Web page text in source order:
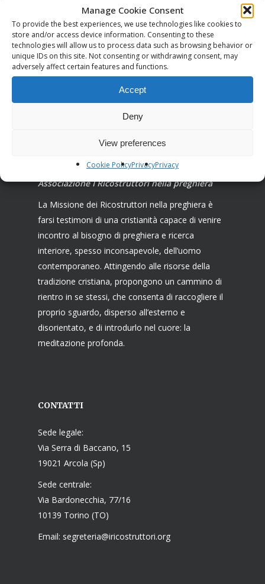
Manage Cookie Consent
To provide the best experiences, we use technologies like cookies to
store and/or access device information. Consenting to these
technologies will allow us to process data such as browsing behavior or
unique IDs on this site. Not consenting or withdrawing consent, may
adversely affect certain features and functions.
Accept
Deny
View preferences
Cookie PolicyPrivacyPrivacy
Monastero di San Leonardo (PO)
Associazione I Ricostruttori nella preghiera
La Missione dei Ricostruttori nella preghiera è
farsi testimoni di una cristianità capace di venire
incontro al bisogno di preghiera e ricerca
interiore, spesso inconsapevole, dell’uomo
contemporaneo. Attingendo alle risorse della
tradizione cristiana, propongono un cammino di
rientro in se stessi, che consenta di raccogliere il
proprio sguardo, disperso all’esterno e
disorientato, e di introdurlo nel cuore: la
meditazione profonda.
CONTATTI
Sede legale:
Via Serra di Baccano, 15
19021 Arcola (Sp)
Sede centrale:
Via Bardonecchia, 77/16
10139 Torino (TO)
Email: segreteria@iricostruttori.org